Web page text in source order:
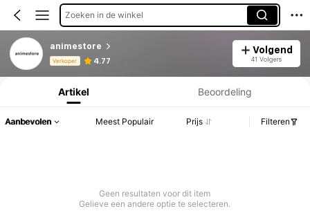
Zoeken in de winkel
animestore
Verkoper 4.77
Volgend
41 Volgers
Productinformatie: Prijsopenbaring, Verkoop- en Voorraadgegevens.
Artikel Beoordeling
Aanbevolen Meest Populair Prijs Filteren
Geen resultaten voor dit item
Gelieve een andere optie te selecteren.